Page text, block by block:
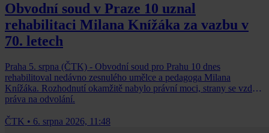
Obvodní soud v Praze 10 uznal
rehabilitaci Milana Knížáka za vazbu v
70. letech
Praha 5. srpna (ČTK) - Obvodní soud pro Prahu 10 dnes
rehabilitoval nedávno zesnulého umělce a pedagoga Milana
Knížáka. Rozhodnutí okamžitě nabylo právní moci, strany se vzdaly
práva na odvolání.
ČTK • 6. srpna 2026, 11:48